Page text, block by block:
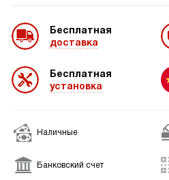
Бесплатная
доставка
Бесплатная
установка
Наличные
Банковский счет